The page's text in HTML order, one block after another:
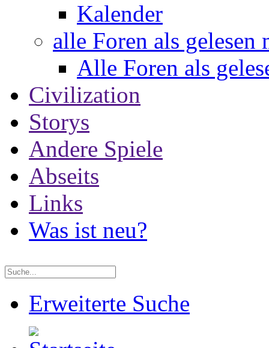
Kalender
alle Foren als gelesen
Alle Foren als
Civilization
Storys
Andere Spiele
Abseits
Links
Was ist neu?
Erweiterte Suche